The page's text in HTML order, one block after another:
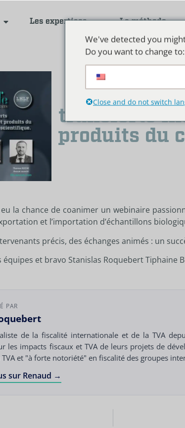
Les expertises La méthode
transferts
produits du
la chance de coanimer un webinaire
et l’importation d’échantillons
précis, des échanges animés : un
équipes et bravo Stanislas RoquebertTiphaine
PAR
de la fiscalité internationale et de la TVA
les impacts fiscaux et TVA de leurs projets de
TVA et "à forte notoriété" en fiscalité des groupes
sur Renaud →
We've detected you
Do you want to change to:
Close and do not switch